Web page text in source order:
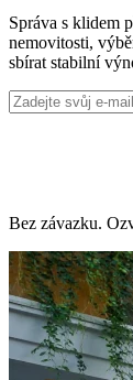
Správa s klidem
nemovitosti,
sbírat stabilní
Bez závazku.